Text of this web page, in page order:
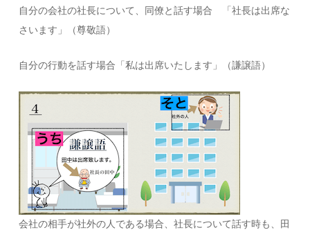
自分の会社の社長について、同僚と話す場合 「社長は出席な
さいます」（尊敬語）
自分の行動を話す場合「私は出席いたします」（謙譲語）
会社の相手が社外の人である場合、社長について話す時も、田